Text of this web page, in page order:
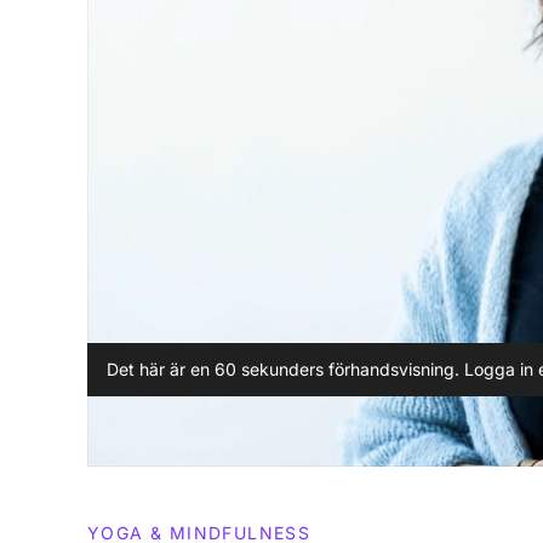
Det här är en 60 sekunders förhandsvisning. Logga
YOGA & MINDFULNESS